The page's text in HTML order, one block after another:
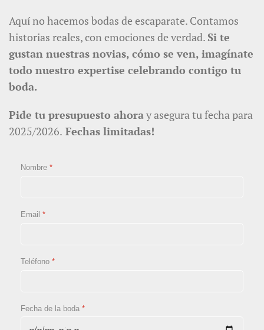
Aquí no hacemos bodas de escaparate. Contamos
historias reales, con emociones de verdad. Si te
gustan nuestras novias, cómo se ven, imagínate
todo nuestro expertise celebrando contigo tu
boda.
Pide tu presupuesto ahoray asegura tu fecha para
2025/2026. Fechas limitadas!
Nombre *
Email *
Teléfono *
Fecha de la boda *